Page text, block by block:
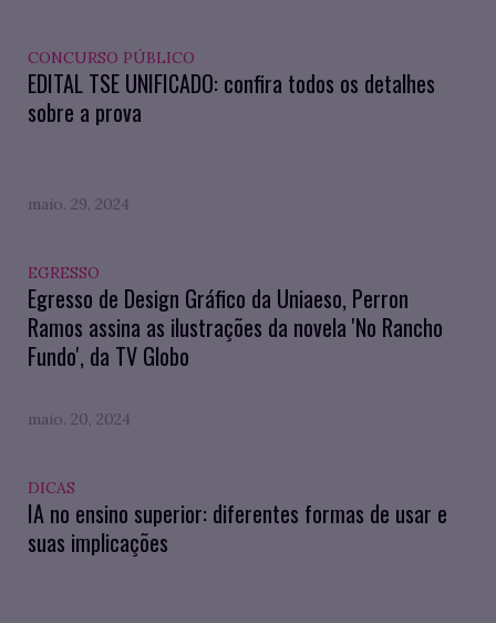
CONCURSO PÚBLICO
EDITAL TSE UNIFICADO: confira todos os detalhes
sobre a prova
maio. 29, 2024
EGRESSO
Egresso de Design Gráfico da Uniaeso, Perron
Ramos assina as ilustrações da novela 'No Rancho
Fundo', da TV Globo
maio. 20, 2024
DICAS
IA no ensino superior: diferentes formas de usar e
suas implicações